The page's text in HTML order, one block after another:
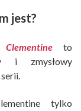
jest?
Clementine to
i zmysłowy
tylko